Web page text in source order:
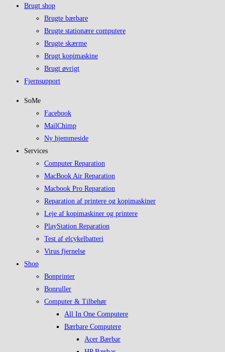
Brugt shop
Brugte bærbare
Brugte stationære computere
Brugte skærme
Brugt kopimaskine
Brugt øvrigt
Fjernsupport
SoMe
Facebook
MailChimp
Ny hjemmeside
Services
Computer Reparation
MacBook Air Reparation
Macbook Pro Reparation
Reparation af printere og kopimaskiner
Leje af kopimaskiner og printere
PlayStation Reparation
Test af elcykelbatteri
Virus fjernelse
Shop
Bonprinter
Bonruller
Computer & Tilbehør
All In One Computere
Bærbare Computere
Acer Bærbar